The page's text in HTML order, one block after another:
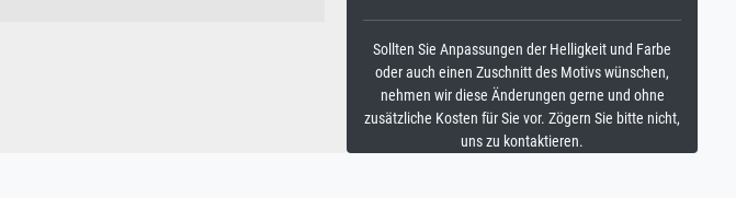
Sollten Sie Anpassungen der Helligkeit und Farbe
oder auch einen Zuschnitt des Motivs wünschen,
nehmen wir diese Änderungen gerne und ohne
zusätzliche Kosten für Sie vor. Zögern Sie bitte nicht,
uns zu kontaktieren.